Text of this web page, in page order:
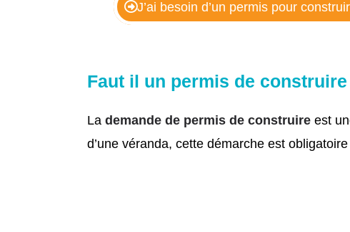
J’ai besoin d’un permis pour
Faut il un permis de
La demande de permis de construire est
d’une véranda, cette démarche est